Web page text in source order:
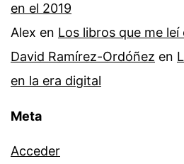
en el 2019
Alex en Los libros que me leí
David Ramírez-Ordóñez en
en la era digital
Meta
Acceder